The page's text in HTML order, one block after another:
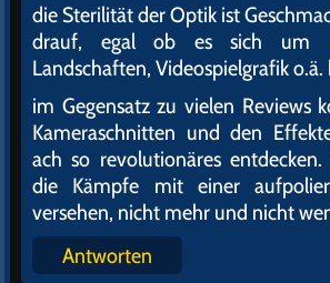
die Sterilität der Optik ist
drauf, egal ob es sich um
Landschaften, Videospielgrafik o.ä.
im Gegensatz zu vielen Reviews
Kameraschnitten und den
ach so revolutionäres
die Kämpfe mit einer
versehen, nicht mehr und nicht
Antworten